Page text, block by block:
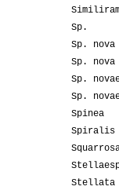
Sp.
Sp. nova
Sp.
Sp.
Sp.
Spinea
Spiralis
Stellata